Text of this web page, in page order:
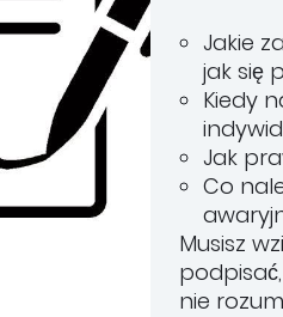
Jakie
jak się
Kiedy
Jak
Co
Musisz
nie